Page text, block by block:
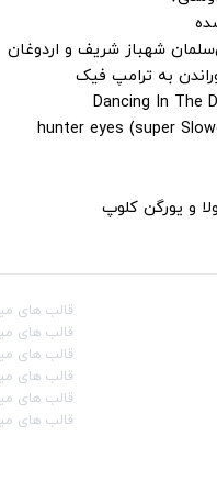
شهباز شریف و اردوغان
به ترامپ فیک
و یورگن کلوپ
قالب‌ های
قالب‌ های
قالب‌ های
قالب‌ های
قالب‌ های
قالب‌ های